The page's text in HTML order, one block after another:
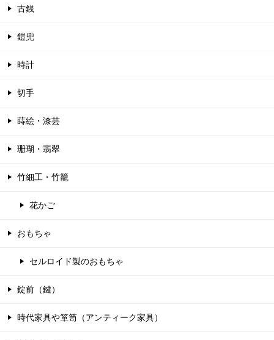
古銭
鎧兜
時計
切手
蒔絵・漆芸
珊瑚・翡翠
竹細工・竹籠
花かご
おもちゃ
セルロイド製のおもちゃ
錠前（鍵）
時代家具や箪笥（アンティーク家具）